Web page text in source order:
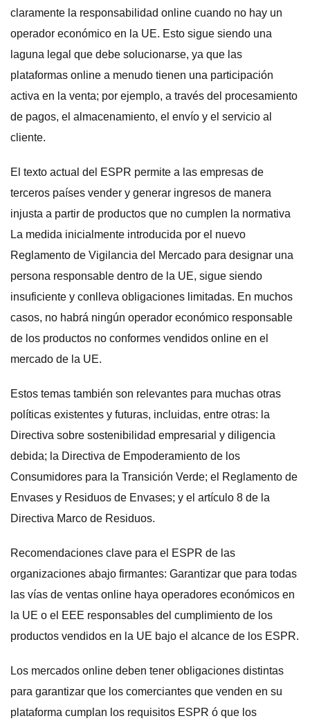
claramente la responsabilidad online cuando no hay un
operador económico en la UE. Esto sigue siendo una
laguna legal que debe solucionarse, ya que las
plataformas online a menudo tienen una participación
activa en la venta; por ejemplo, a través del procesamiento
de pagos, el almacenamiento, el envío y el servicio al
cliente.
El texto actual del ESPR permite a las empresas de
terceros países vender y generar ingresos de manera
injusta a partir de productos que no cumplen la normativa
La medida inicialmente introducida por el nuevo
Reglamento de Vigilancia del Mercado para designar una
persona responsable dentro de la UE, sigue siendo
insuficiente y conlleva obligaciones limitadas. En muchos
casos, no habrá ningún operador económico responsable
de los productos no conformes vendidos online en el
mercado de la UE.
Estos temas también son relevantes para muchas otras
políticas existentes y futuras, incluidas, entre otras: la
Directiva sobre sostenibilidad empresarial y diligencia
debida; la Directiva de Empoderamiento de los
Consumidores para la Transición Verde; el Reglamento de
Envases y Residuos de Envases; y el artículo 8 de la
Directiva Marco de Residuos.
Recomendaciones clave para el ESPR de las
organizaciones abajo firmantes: Garantizar que para todas
las vías de ventas online haya operadores económicos en
la UE o el EEE responsables del cumplimiento de los
productos vendidos en la UE bajo el alcance de los ESPR.
Los mercados online deben tener obligaciones distintas
para garantizar que los comerciantes que venden en su
plataforma cumplan los requisitos ESPR ó que los